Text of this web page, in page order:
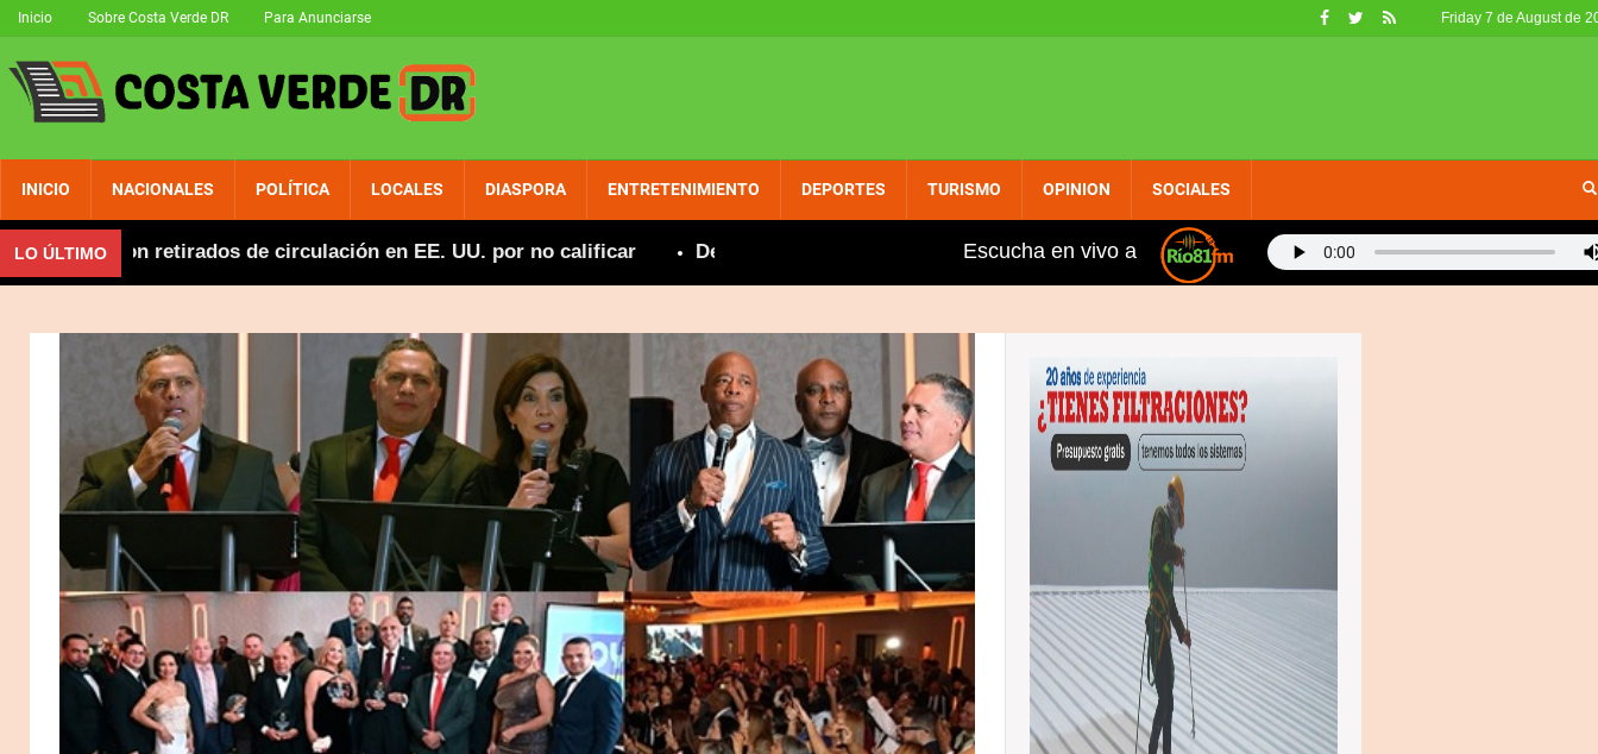
Friday 7 de August de
Inicio Sobre Costa Verde DR Para Anunciarse
INICIO NACIONALES POLÍTICA LOCALES DIASPORA ENTRETENIMIENTO DEPORTES TURISMO OPINION SOCIALES
LO ÚLTIMO
fueron retirados de circulación en EE. UU. por no calificar Denuncia concejal dominicano NYC ordenó presuntamente a funcionario del gobierno recaudar
Escucha en vivo a